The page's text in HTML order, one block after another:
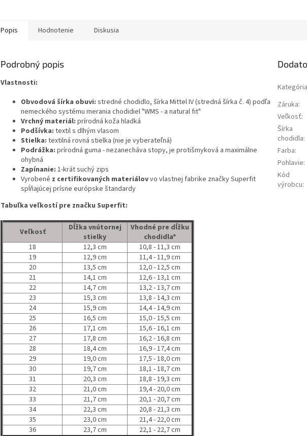
Popis Hodnotenie Diskusia
Podrobný popis
Vlastnosti:
Obvodová šírka obuvi: stredné chodidlo, šírka Mittel IV (stredná šírka č. 4) podľa
nemeckého systému merania chodidiel "WMS - a natural fit"
Vrchný materiál: prírodná koža hladká
Podšívka: textil s dlhým vlasom
Stielka: textilná rovná stielka (nie je vyberateľná)
Podrážka: prírodná guma - nezanecháva stopy, je protišmyková a maximálne
ohybná
Zapínanie: 1-krátsuchý zips
Vyrobené z certifikovaných materiálovvo vlastnej fabrike značky Superfit
spĺňajúcej prísne európske štandardy
Tabuľka veľkostí pre značku Superfit:
Veľkosť
Dĺžka vnútornej
stielky
Vhodné pre dĺžku
chodidla*
18
12,3 cm
10,8 - 11,3 cm
19
12,9 cm
11,4 - 11,9 cm
20
13,5 cm
12,0 - 12,5 cm
21
14,1 cm
12,6 - 13,1 cm
22
14,7 cm
13,2 - 13,7 cm
23
15,3 cm
13,8 - 14,3 cm
24
15,9 cm
14,4 - 14,9 cm
25
16,5 cm
15,0 - 15,5 cm
26
17,1 cm
15,6 - 16,1 cm
27
17,8 cm
16,2 - 16,8 cm
28
18,4 cm
16,9 - 17,4 cm
29
19,0 cm
17,5 - 18,0 cm
30
19,7 cm
18,1 - 18,7 cm
31
20,3 cm
18,8 - 19,3 cm
32
21,0 cm
19,4 - 20,0 cm
33
21,7 cm
20,1 - 20,7 cm
34
22,3 cm
20,8 - 21,3 cm
35
23,0 cm
21,4 - 22,0 cm
36
23,7 cm
22,1 - 22,7 cm
Kategória
Záruka:
Veľkosť:
Šírka
chodidla:
Farba:
Pohlavie:
Kód
výrobcu: